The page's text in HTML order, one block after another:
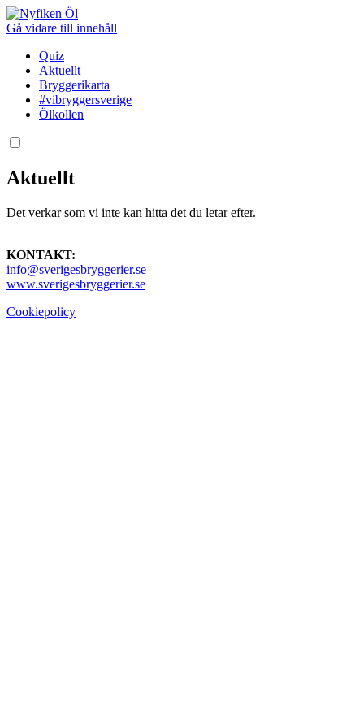
Gå vidare till innehåll
Quiz
Aktuellt
Bryggerikarta
#vibryggersverige
Ölkollen
Aktuellt
Det verkar som vi inte kan hitta det du letar efter.
KONTAKT:
info@sverigesbryggerier.se
www.sverigesbryggerier.se
Cookiepolicy